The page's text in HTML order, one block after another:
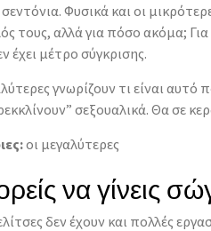
Φυσικά και οι
τους, αλλά για πόσο ακόμα; Για
έχει μέτρο σύγκρισης.
γνωρίζουν τι είναι
σεξουαλικά. Θα σε
οι μεγαλύτερες
να γίνεις
δεν έχουν και πολλές